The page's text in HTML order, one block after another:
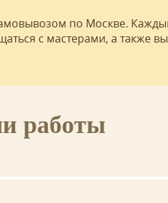
по Москве.
с мастерами, а также
работы